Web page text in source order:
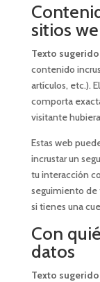
sitios
Texto
contenido
artículos, etc.).
comporta
visitante
Estas web
incrustar un
tu interacción
seguimiento de
si tienes una
Con
datos
Texto